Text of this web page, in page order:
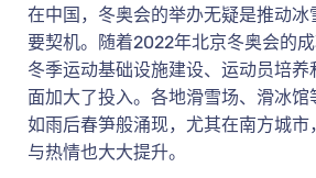
在中国，冬奥会的举办无疑是推动冰
要契机。随着2022年北京冬奥会的
冬季运动基础设施建设、运动员培养
面加大了投入。各地滑雪场、滑冰馆
如雨后春笋般涌现，尤其在南方城市
与热情也大大提升。